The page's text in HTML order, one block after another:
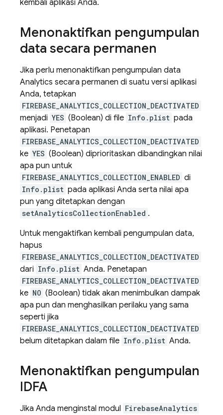
kembali aplikasi Anda.
Menonaktifkan pengumpulan
data secara permanen
Jika perlu menonaktifkan pengumpulan data
Analytics secara permanen di suatu versi aplikasi
Anda, tetapkan
FIREBASE_ANALYTICS_COLLECTION_DEACTIVATED
menjadi YES (Boolean) di file Info.plist pada
aplikasi. Penetapan
FIREBASE_ANALYTICS_COLLECTION_DEACTIVATED
ke YES (Boolean) diprioritaskan dibandingkan nilai
apa pun untuk
FIREBASE_ANALYTICS_COLLECTION_ENABLED di
Info.plist pada aplikasi Anda serta nilai apa
pun yang ditetapkan dengan
setAnalyticsCollectionEnabled .
Untuk mengaktifkan kembali pengumpulan data,
hapus
FIREBASE_ANALYTICS_COLLECTION_DEACTIVATED
dari Info.plist Anda. Penetapan
FIREBASE_ANALYTICS_COLLECTION_DEACTIVATED
ke NO (Boolean) tidak akan menimbulkan dampak
apa pun dan menghasilkan perilaku yang sama
seperti jika
FIREBASE_ANALYTICS_COLLECTION_DEACTIVATED
belum ditetapkan dalam file Info.plist Anda.
Menonaktifkan pengumpulan
IDFA
Jika Anda menginstal modul FirebaseAnalytics